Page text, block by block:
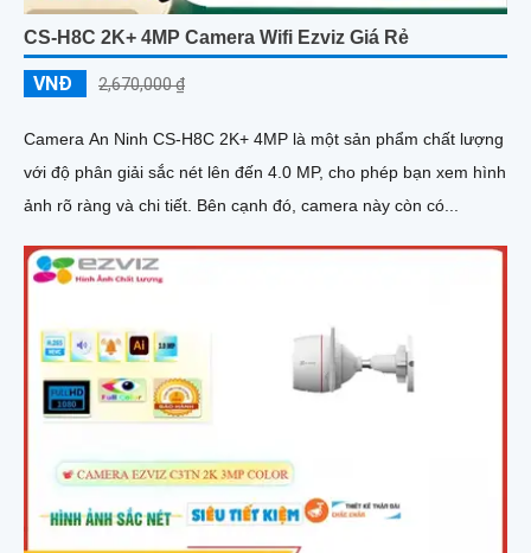
CS-H8C 2K+ 4MP Camera Wifi Ezviz Giá Rẻ
VNĐ 2,670,000 ₫
Camera An Ninh CS-H8C 2K+ 4MP là một sản phẩm chất lượng
với độ phân giải sắc nét lên đến 4.0 MP, cho phép bạn xem hình
ảnh rõ ràng và chi tiết. Bên cạnh đó, camera này còn có...